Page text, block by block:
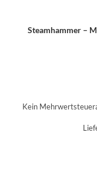
Steamhammer –
Kein